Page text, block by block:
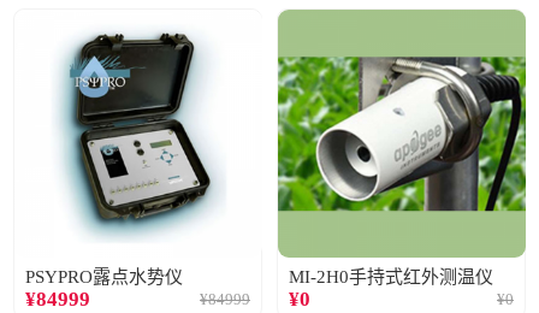
PSYPRO露点水势仪
¥84999 ¥84999
MI-2H0手持式红外测温仪
¥0 ¥0